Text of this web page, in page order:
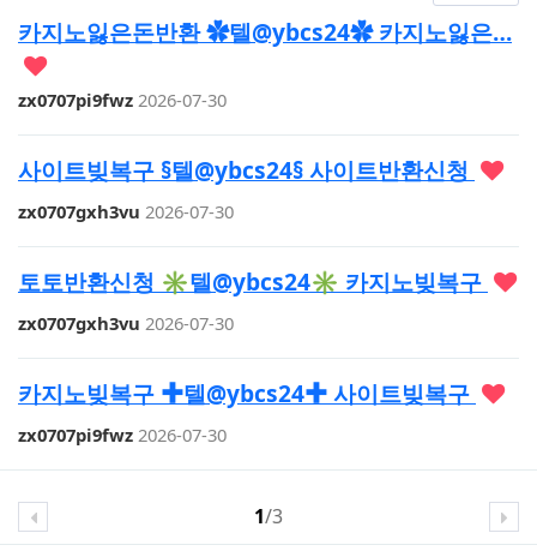
카지노잃은돈반환 ✿텔@ybcs24✿ 카지노잃은…
zx0707pi9fwz 2026-07-30
사이트빚복구 §텔@ybcs24§ 사이트반환신청
zx0707gxh3vu 2026-07-30
토토반환신청 ✳텔@ybcs24✳ 카지노빚복구
zx0707gxh3vu 2026-07-30
카지노빚복구 ✚텔@ybcs24✚ 사이트빚복구
zx0707pi9fwz 2026-07-30
1/3